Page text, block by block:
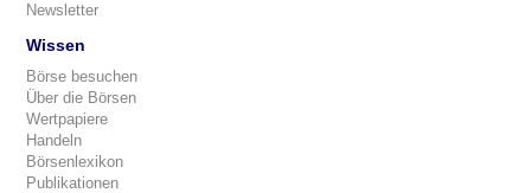
Newsletter
Wissen
Börse besuchen
Über die Börsen
Wertpapiere
Handeln
Börsenlexikon
Publikationen